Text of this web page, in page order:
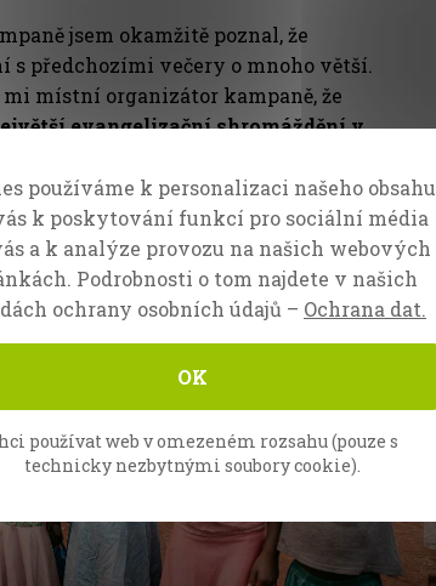
jsem okamžitě poznal, že
s předchozími večery o mnoho větší.
místní organizátor kampaně, že
evangelizační shromáždění v
používáme k personalizaci našeho obsahu
k poskytování funkcí pro sociální média
a k analýze provozu na našich webových
Podrobnosti o tom najdete v našich
ochrany osobních údajů – Ochrana dat.
OK
používat web v omezeném rozsahu (pouze s
technicky nezbytnými soubory cookie).